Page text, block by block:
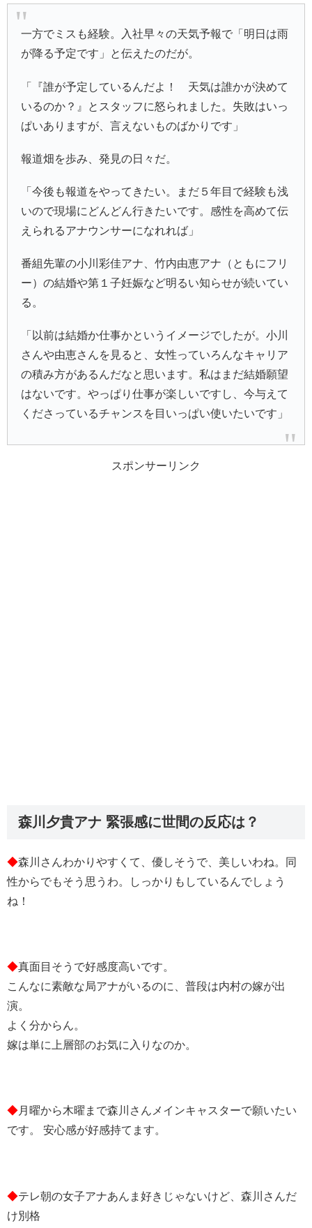
一方でミスも経験。入社早々の天気予報で「明日は雨
が降る予定です」と伝えたのだが。
「『誰が予定しているんだよ！ 天気は誰かが決めて
いるのか？』とスタッフに怒られました。失敗はいっ
ぱいありますが、言えないものばかりです」
報道畑を歩み、発見の日々だ。
「今後も報道をやってきたい。まだ５年目で経験も浅
いので現場にどんどん行きたいです。感性を高めて伝
えられるアナウンサーになれれば」
番組先輩の小川彩佳アナ、竹内由恵アナ（ともにフリ
ー）の結婚や第１子妊娠など明るい知らせが続いてい
る。
「以前は結婚か仕事かというイメージでしたが。小川
さんや由恵さんを見ると、女性っていろんなキャリア
の積み方があるんだなと思います。私はまだ結婚願望
はないです。やっぱり仕事が楽しいですし、今与えて
くださっているチャンスを目いっぱい使いたいです」
スポンサーリンク
森川夕貴アナ 緊張感に世間の反応は？
◆森川さんわかりやすくて、優しそうで、美しいわね。同
性からでもそう思うわ。しっかりもしているんでしょう
ね！
◆真面目そうで好感度高いです。
こんなに素敵な局アナがいるのに、普段は内村の嫁が出
演。
よく分からん。
嫁は単に上層部のお気に入りなのか。
◆月曜から木曜まで森川さんメインキャスターで願いたい
です。 安心感が好感持てます。
◆テレ朝の女子アナあんま好きじゃないけど、森川さんだ
け別格